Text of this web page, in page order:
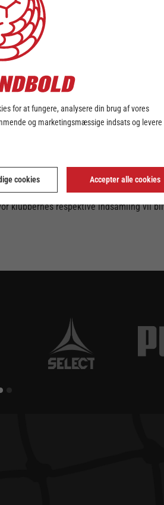
bag initiativet, der betyder, at
strømper, hvor overskuddet
glæder det nu spillerne i de 14 liga-
står sammen om så vigtigt et emne
sammen, og så er det fedt, at vi
eksempelvis at spille i lyserøde
hos spillerne. Derfor vil
klubbernes respektive indsamling vil
for at fungere, analysere din brug af vores
og marketingsmæssige indsats og levere
cookies Accepter alle cookies